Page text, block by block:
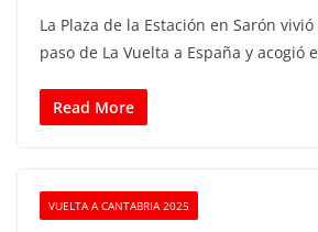
La Plaza de la Estación en Sarón
paso de La Vuelta a España y acogió
Read More
VUELTA A CANTABRIA 2025